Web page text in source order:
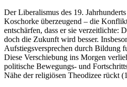
Der Liberalismus des 19.
Koschorke überzeugend – die
entschärfen, dass er sie verzeitlichte:
doch die Zukunft wird besser.
Aufstiegsversprechen durch Bildung
Diese Verschiebung ins Morgen
politische Bewegungs- und
Nähe der religiösen Theodizee rückt